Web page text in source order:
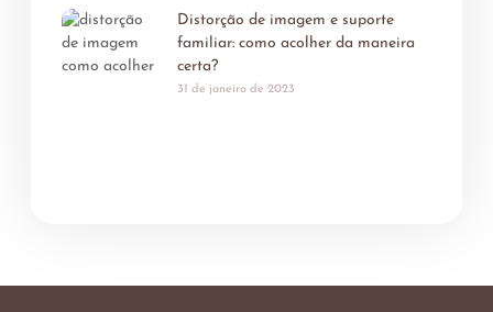
Distorção de imagem e suporte
familiar: como acolher da maneira
certa?
31 de janeiro de 2023